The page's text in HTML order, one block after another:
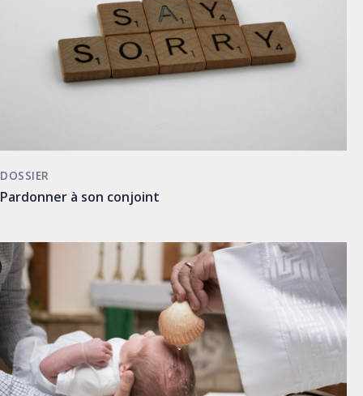
Pardonner à son conjoint
DOSSIER